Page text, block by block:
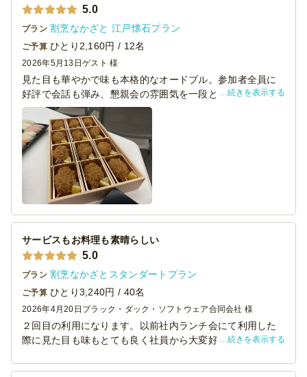
5.0
プラン 割烹なかざと 江戸懐石プラン
ご予算 ひとり2,160円 / 12名
2026年5月13日 ゲスト 様
見た目も華やかで味も本格的なオードブル。参加者全員に
好評で会話も弾み、懇親会の雰囲気を一段と盛り上げてく
れました。小分けになっているため、準備や後片付けも手
軽で、幹事にも嬉しい内容でした。
続きを表示する
サービスもお料理も素晴らしい
5.0
プラン 割烹なかざとスタンダートプラン
ご予算 ひとり3,240円 / 40名
2026年4月20日 ブラック・ダック・ソフトウェア合同会社 様
２回目の利用になります。以前社内ランチ会にて利用した
際に見た目も味もとても良く社員から大変好評だったた
しました。サービスや心遣いがきめ細やかで、今回も美味
続きを表示する